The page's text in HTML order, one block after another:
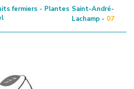
fermiers - Plantes Saint-André-
Lachamp - 07